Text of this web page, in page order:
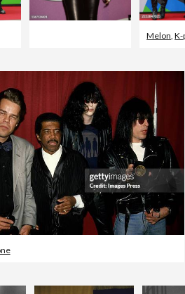
Melon ,K-